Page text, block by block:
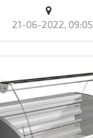
21-06-2022, 09:05